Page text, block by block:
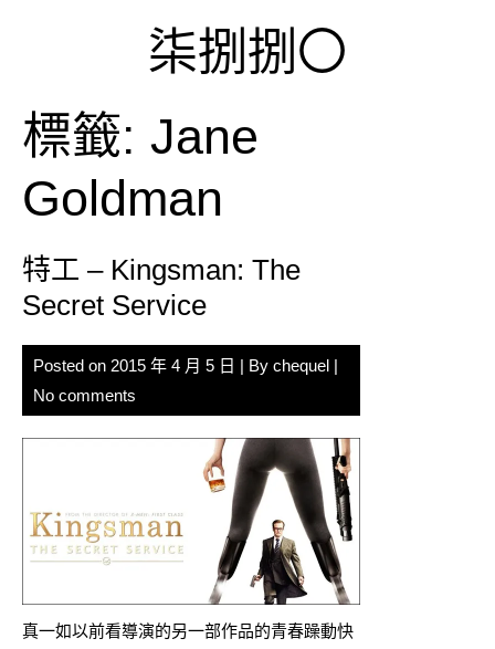
柒捌捌〇
標籤: Jane
Goldman
特工 – Kingsman: The
Secret Service
Posted on 2015 年 4 月 5 日 | By chequel |
No comments
真一如以前看導演的另一部作品的青春躁動快